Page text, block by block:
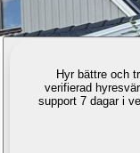
Hyr bättre och
verifierad
support 7 dagar i